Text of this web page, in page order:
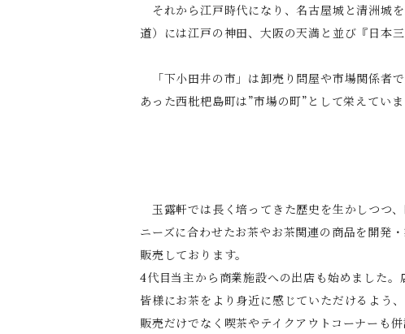
それから江戸時代になり、名古屋城と清洲城
道）には江戸の神田、大阪の天満と並び『日本
「下小田井の市」は卸売り問屋や市場関係者
あった西枇杷島町は”市場の町”として栄えてい
玉露軒では長く培ってきた歴史を生かしつつ、
ニーズに合わせたお茶やお茶関連の商品を開発・
販売しております。
4代目当主から商業施設への出店も始めました。
皆様にお茶をより身近に感じていただけるよう
販売だけでなく喫茶やテイクアウトコーナーも併